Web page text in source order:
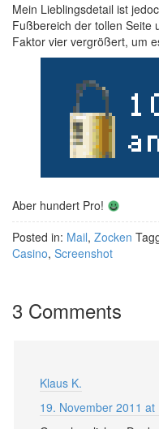
Mein Lieblingsdetail ist
Fußbereich der tollen Seite
Faktor vier vergrößert, um
Aber hundert Pro!
Posted in: Mail, Zocken
Casino, Screenshot
3 Comments
Klaus K.
19. November 2011 at